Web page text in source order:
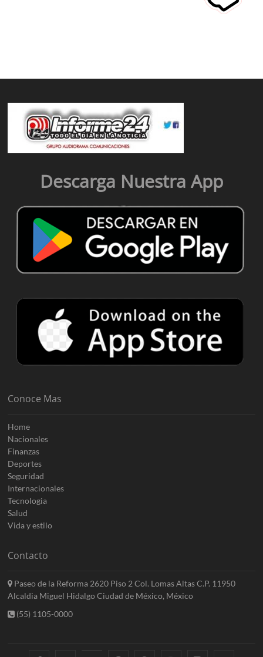
Descarga Nuestra App
Conoce Mas
Home
Nacionales
Finanzas
Deportes
Seguridad
Internacionales
Tecnologia
Salud
Vida y estilo
Contacto
Paseo de la Reforma 2620 Piso 2 Col. Lomas Altas C.P. 11950
Alcaldia Miguel Hidalgo Ciudad de México, México
(55) 1105-0000